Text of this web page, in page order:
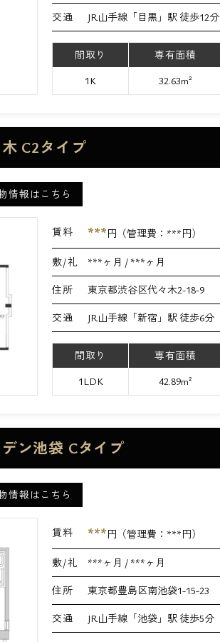
交通 JR山手線「目黒」駅 徒歩12分
間取り 専有面積
1K
32.63m²
C2タイプ
情報はこちら
賃料 ***円（管理費： ***円）
敷/礼 ***ヶ月 / ***ヶ月
住所 東京都渋谷区代々木2-18-9
交通 JR山手線「新宿」駅 徒歩6分
間取り 専有面積
1LDK
42.89m²
ン池袋 Cタイプ
情報はこちら
賃料 ***円（管理費： ***円）
敷/礼 ***ヶ月 / ***ヶ月
住所 東京都豊島区南池袋1-15-23
交通 JR山手線「池袋」駅 徒歩5分